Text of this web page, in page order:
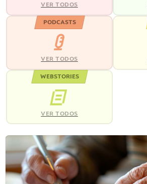
VER TODOS
PODCASTS
VER TODOS
WEBSTORIES
VER TODOS